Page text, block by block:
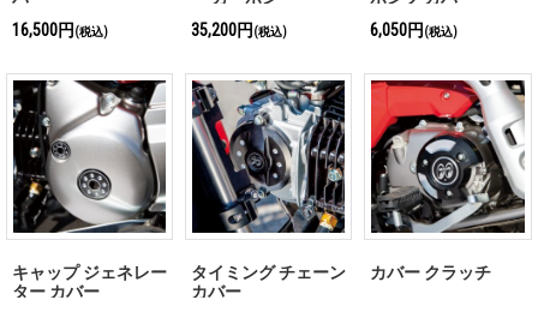
16,500円 (税込)
35,200円 (税込)
6,050円 (税込)
キャップ ジェネレー
ター カバー
タイミング チェーン
カバー
カバー クラッチ